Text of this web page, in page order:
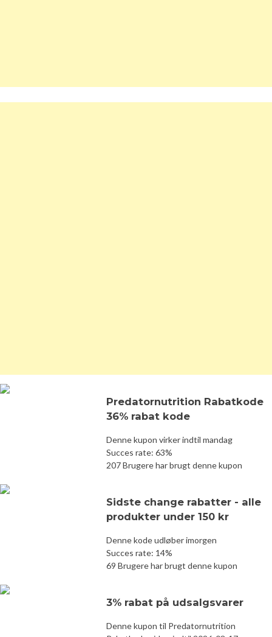
Predatornutrition Rabatkode
36% rabat kode
Denne kupon virker indtil mandag
Succes rate: 63%
207 Brugere har brugt denne kupon
Sidste change rabatter - alle
produkter under 150 kr
Denne kode udløber imorgen
Succes rate: 14%
69 Brugere har brugt denne kupon
3% rabat på udsalgsvarer
Denne kupon til Predatornutrition